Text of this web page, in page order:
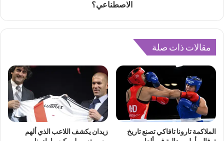
الاصطناعي؟
مقالات ذات صلة
الملاكمة تارونا تافاكي تصنع تاريخ
زيدان يكشف اللاعب الذي ألهم